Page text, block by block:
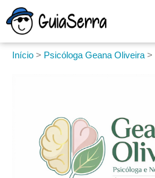
Início > Psicóloga Geana Oliveira >